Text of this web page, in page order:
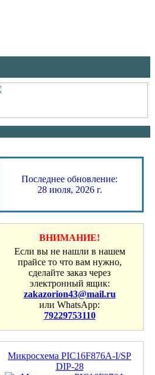
Последнее обновление:
28 июля, 2026 г.
ВНИМАНИЕ!
Если вы не нашли в нашем
прайсе то что вам нужно,
сделайте заказ через
электронный ящик:
zakazorion43@mail.ru
или WhatsApp:
79229753110
Микросхема PIC16F876A-I/SP
DIP-28